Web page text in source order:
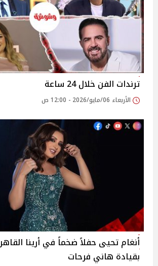
ترندات الفن خلال 24 ساعة
الأربعاء 06/مايو/2026 - 12:00 ص
أنغام تحيى حفلاً ضخماً في أرينا
بقيادة هاني فرحات